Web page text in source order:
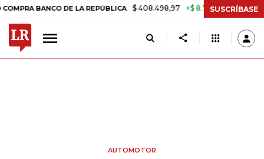
BANCO DE LA REPÚBLICA $ 408.498,97 +$ 8.753,81 +2,19% TASA
SUSCRÍBASE
AUTOMOTOR